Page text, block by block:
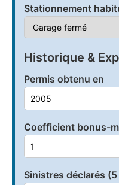
Stationnement
Historique &
Permis obtenu en
Coefficient bonus-
Sinistres déclarés